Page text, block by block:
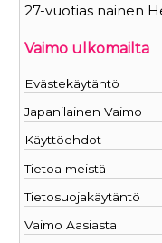
27-vuotias nainen
Vaimo ulkomailta
Evästekäytäntö
Japanilainen Vaimo
Käyttöehdot
Tietoa meistä
Tietosuojakäytäntö
Vaimo Aasiasta